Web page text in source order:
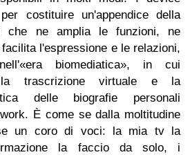
costituire un'appendice della
che ne amplia le funzioni, ne
l'espressione e le relazioni,
biomediatica», in cui
la trascrizione virtuale e la
delle biografie personali
È come se dalla moltitudine
un coro di voci: la mia tv la
la faccio da solo, i